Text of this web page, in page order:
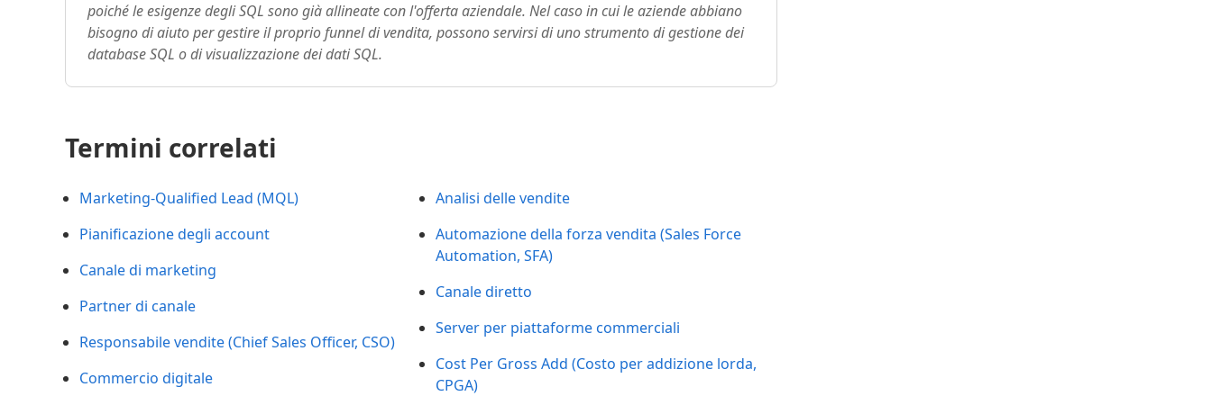
poiché le esigenze degli SQL sono già allineate con l'offerta aziendale. Nel caso in cui le aziende abbiano
bisogno di aiuto per gestire il proprio funnel di vendita, possono servirsi di uno strumento di gestione dei
database SQL o di visualizzazione dei dati SQL.
Termini correlati
Marketing-Qualified Lead (MQL)
Pianificazione degli account
Canale di marketing
Partner di canale
Responsabile vendite (Chief Sales Officer, CSO)
Commercio digitale
Analisi delle vendite
Automazione della forza vendita (Sales Force
Automation, SFA)
Canale diretto
Server per piattaforme commerciali
Cost Per Gross Add (Costo per addizione lorda,
CPGA)